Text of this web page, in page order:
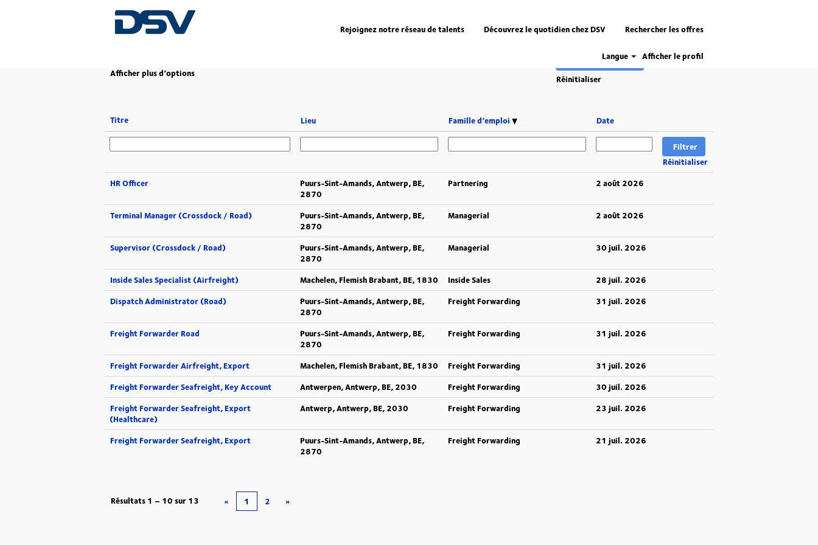
Rejoignez notre réseau de talents Découvrez le quotidien chez DSV Rechercher les offres
Langue Afficher le profil
Accueil |chez DSV (page
actuelle)
Afficher plus d’options Réinitialiser
Titre Lieu Famille d’emploi Date
Réinitialiser
HR Officer
Puurs-Sint-Amands, Antwerp, BE,
2870
Partnering 2 août 2026
Terminal Manager (Crossdock / Road)
Puurs-Sint-Amands, Antwerp, BE,
2870
Managerial 2 août 2026
Supervisor (Crossdock / Road)
Puurs-Sint-Amands, Antwerp, BE,
2870
Managerial 30 juil. 2026
Inside Sales Specialist (Airfreight) Machelen, Flemish Brabant, BE, 1830 Inside Sales
28 juil. 2026
Dispatch Administrator (Road)
Puurs-Sint-Amands, Antwerp, BE,
2870
Freight Forwarding 31 juil. 2026
Freight Forwarder Road
Puurs-Sint-Amands, Antwerp, BE,
2870
Freight Forwarding 31 juil. 2026
Freight Forwarder Airfreight, Export Machelen, Flemish Brabant, BE, 1830 Freight Forwarding
31 juil. 2026
Freight Forwarder Seafreight, Key Account
Antwerpen, Antwerp, BE, 2030 Freight Forwarding
30 juil. 2026
Freight Forwarder Seafreight, Export
(Healthcare)
Antwerp, Antwerp, BE, 2030 Freight Forwarding 23 juil. 2026
Freight Forwarder Seafreight, Export
Puurs-Sint-Amands, Antwerp, BE,
2870
Freight Forwarding 21 juil. 2026
Résultats 1 – 10 sur 13 « 1 2 »